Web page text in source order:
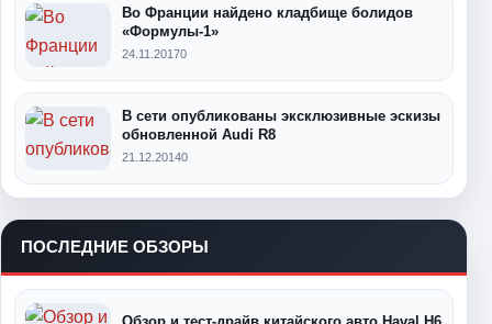
Во Франции найдено кладбище болидов
«Формулы-1»
24.11.20170
В сети опубликованы эксклюзивные эскизы
обновленной Audi R8
21.12.20140
ПОСЛЕДНИЕ ОБЗОРЫ